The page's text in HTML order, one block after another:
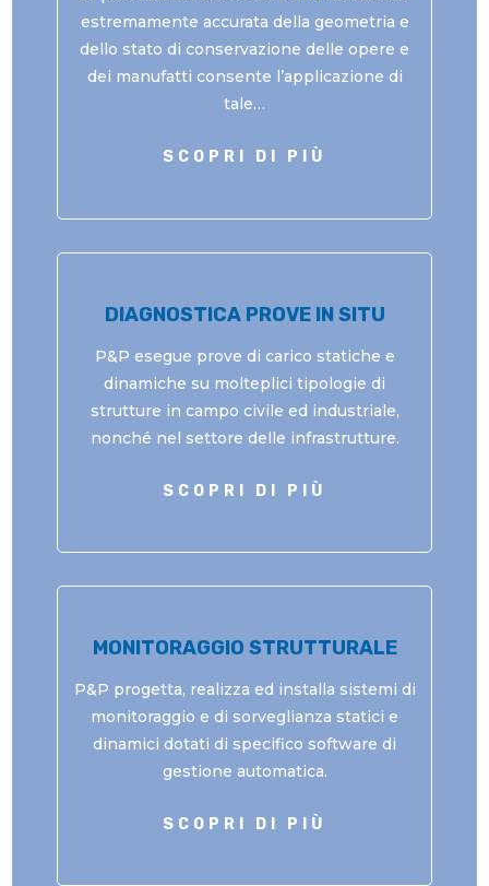
estremamente accurata della geometria e
dello stato di conservazione delle opere e
dei manufatti consente l’applicazione di
tale…
SCOPRI DI PIÙ
DIAGNOSTICA PROVE IN SITU
P&P esegue prove di carico statiche e
dinamiche su molteplici tipologie di
strutture in campo civile ed industriale,
nonché nel settore delle infrastrutture.
SCOPRI DI PIÙ
MONITORAGGIO STRUTTURALE
P&P progetta, realizza ed installa sistemi di
monitoraggio e di sorveglianza statici e
dinamici dotati di specifico software di
gestione automatica.
SCOPRI DI PIÙ